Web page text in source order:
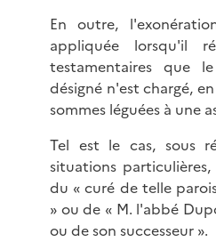
En outre,
appliquée lorsqu'il
testamentaires que
désigné n'est chargé,
sommes léguées à une
Tel est le cas, sous
situations
du « curé de telle
» ou de « M. l'abbé
ou de son successeur ».